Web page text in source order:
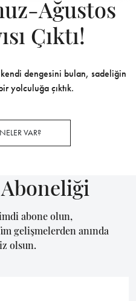
Ağustos
Çıktı!
dengesini bulan, sadeliğin
yolculuğa çıktık.
VAR?
abone olun,
gelişmelerden anında
olsun.